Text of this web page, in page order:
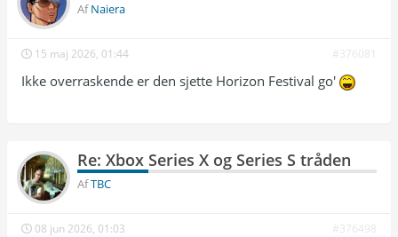
AfNaiera
15 maj 2026, 01:44 #376081
Ikke overraskende er den sjette Horizon Festival go'
Re: Xbox Series X og Series S tråden
AfTBC
08 jun 2026, 01:03 #376498